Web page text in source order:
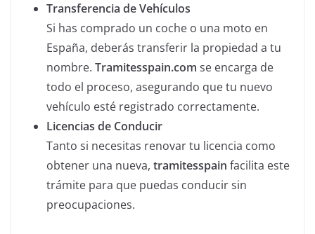
Transferencia de Vehículos
Si has comprado un coche o una moto en
España, deberás transferir la propiedad a tu
nombre. Tramitesspain.com se encarga de
todo el proceso, asegurando que tu nuevo
vehículo esté registrado correctamente.
Licencias de Conducir
Tanto si necesitas renovar tu licencia como
obtener una nueva, tramitesspain facilita este
trámite para que puedas conducir sin
preocupaciones.